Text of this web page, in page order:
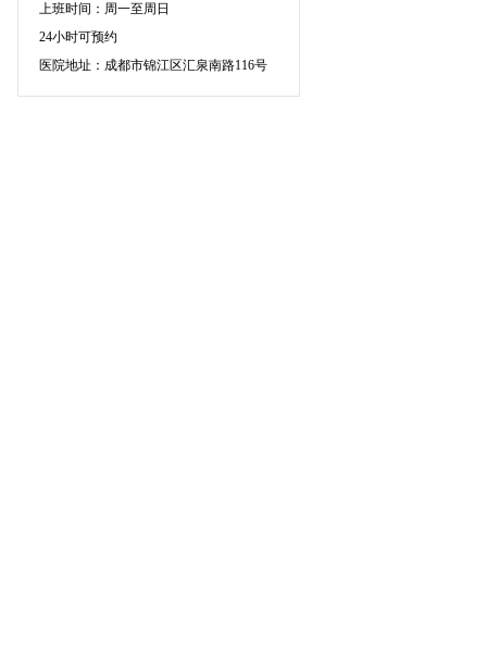
上班时间：周一至周日
24小时可预约
医院地址：成都市锦江区汇泉南路116号